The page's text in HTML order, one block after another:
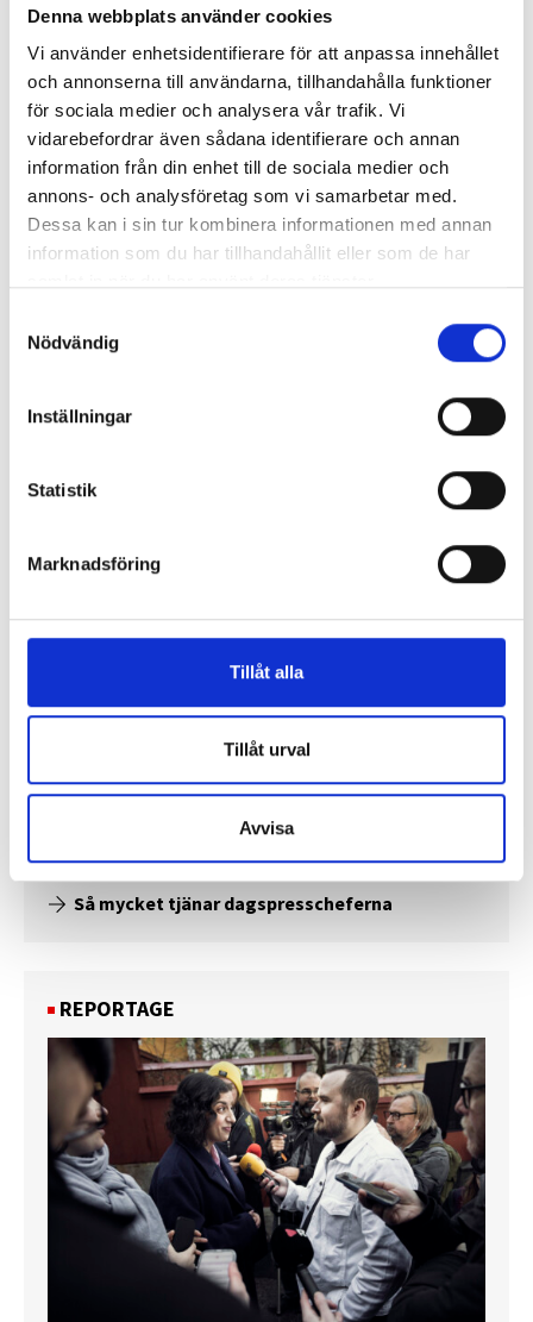
Denna webbplats använder cookies
Vi använder enhetsidentifierare för att anpassa innehållet
och annonserna till användarna, tillhandahålla funktioner
för sociala medier och analysera vår trafik. Vi
vidarebefordrar även sådana identifierare och annan
information från din enhet till de sociala medier och
annons- och analysföretag som vi samarbetar med.
Dessa kan i sin tur kombinera informationen med annan
information som du har tillhandahållit eller som de har
Nödvändig
Inställningar
Statistik
Marknadsföring
Tillåt alla
Tillåt urval
Avvisa
Så mycket tjänar vi – och våra chefer
Enorma skillnader mellan
Så mycket tjänar dagspresscheferna
REPORTAGE